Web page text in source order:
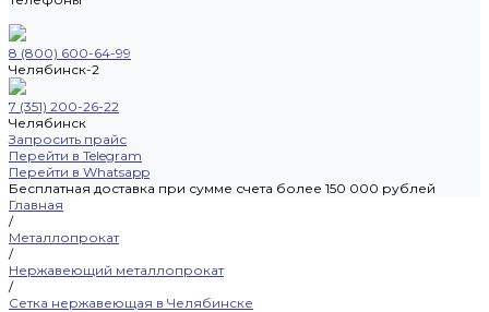
8 (800) 600-64-99
Челябинск-2
7 (351) 200-26-22
Челябинск
Запросить прайс
Перейти в Telegram
Перейти в Whatsapp
Бесплатная доставка при сумме счета более 150 000 рублей
Главная
/
Металлопрокат
/
Нержавеющий металлопрокат
/
Сетка нержавеющая в Челябинске